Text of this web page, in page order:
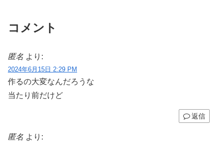
コメント
匿名 より:
2024年6月15日 2:29 PM
作るの大変なんだろうな
当たり前だけど
返信
匿名 より: